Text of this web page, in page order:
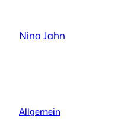
springen
Nina Jahn
Allgemein